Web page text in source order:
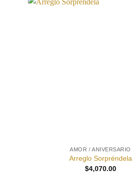
AMOR / ANIVERSARIO
Arreglo Sorpréndela
$4,070.00